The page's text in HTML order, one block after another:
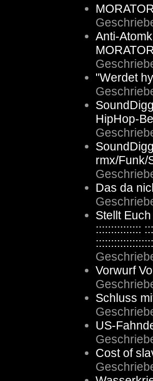
Anti-
"Werdet
HipHop-
rmx/Funk/
Das da
Stellt
:::::::::::::::
Vorwurf
Schluss
US-
Cost of